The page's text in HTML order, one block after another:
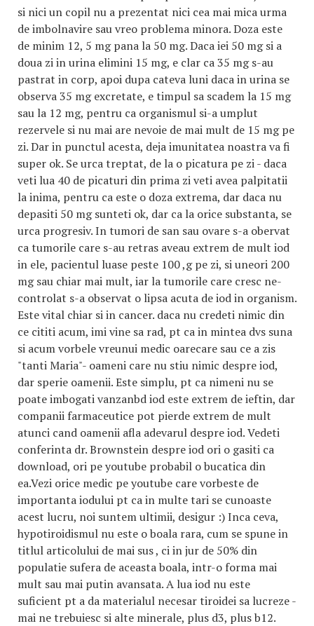
si nici un copil nu a prezentat nici cea mai mica urma
de imbolnavire sau vreo problema minora. Doza este
de minim 12, 5 mg pana la 50 mg. Daca iei 50 mg si a
doua zi in urina elimini 15 mg, e clar ca 35 mg s-au
pastrat in corp, apoi dupa cateva luni daca in urina se
observa 35 mg excretate, e timpul sa scadem la 15 mg
sau la 12 mg, pentru ca organismul si-a umplut
rezervele si nu mai are nevoie de mai mult de 15 mg pe
zi. Dar in punctul acesta, deja imunitatea noastra va fi
super ok. Se urca treptat, de la o picatura pe zi - daca
veti lua 40 de picaturi din prima zi veti avea palpitatii
la inima, pentru ca este o doza extrema, dar daca nu
depasiti 50 mg sunteti ok, dar ca la orice substanta, se
urca progresiv. In tumori de san sau ovare s-a obervat
ca tumorile care s-au retras aveau extrem de mult iod
in ele, pacientul luase peste 100 ,g pe zi, si uneori 200
mg sau chiar mai mult, iar la tumorile care cresc ne-
controlat s-a observat o lipsa acuta de iod in organism.
Este vital chiar si in cancer. daca nu credeti nimic din
ce cititi acum, imi vine sa rad, pt ca in mintea dvs suna
si acum vorbele vreunui medic oarecare sau ce a zis
"tanti Maria"- oameni care nu stiu nimic despre iod,
dar sperie oamenii. Este simplu, pt ca nimeni nu se
poate imbogati vanzanbd iod este extrem de ieftin, dar
companii farmaceutice pot pierde extrem de mult
atunci cand oamenii afla adevarul despre iod. Vedeti
conferinta dr. Brownstein despre iod ori o gasiti ca
download, ori pe youtube probabil o bucatica din
ea.Vezi orice medic pe youtube care vorbeste de
importanta iodului pt ca in multe tari se cunoaste
acest lucru, noi suntem ultimii, desigur :) Inca ceva,
hypotiroidismul nu este o boala rara, cum se spune in
titlul articolului de mai sus , ci in jur de 50% din
populatie sufera de aceasta boala, intr-o forma mai
mult sau mai putin avansata. A lua iod nu este
suficient pt a da materialul necesar tiroidei sa lucreze -
mai ne trebuiesc si alte minerale, plus d3, plus b12.